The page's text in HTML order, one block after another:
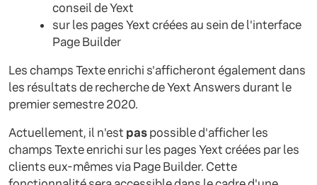
conseil de Yext
sur les pages Yext créées au sein de l'interface
Page Builder
Les champs Texte enrichi s'afficheront également dans
les résultats de recherche de Yext Answers durant le
premier semestre 2020.
Actuellement, il n'est paspossible d'afficher les
champs Texte enrichi sur les pages Yext créées par les
clients eux-mêmes via Page Builder. Cette